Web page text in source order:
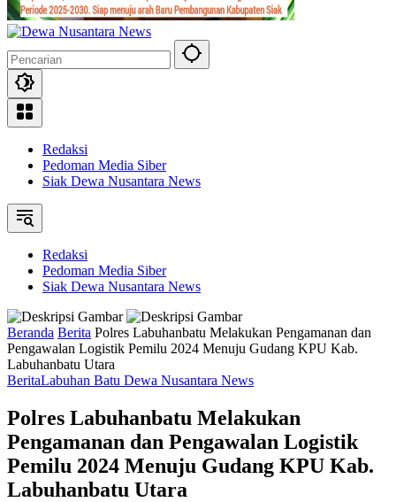
Redaksi
Pedoman Media Siber
Siak Dewa Nusantara News
Redaksi
Pedoman Media Siber
Siak Dewa Nusantara News
Beranda Berita Polres Labuhanbatu Melakukan Pengamanan dan
Pengawalan Logistik Pemilu 2024 Menuju Gudang KPU Kab.
Labuhanbatu Utara
BeritaLabuhan Batu Dewa Nusantara News
Polres Labuhanbatu Melakukan
Pengamanan dan Pengawalan Logistik
Pemilu 2024 Menuju Gudang KPU Kab.
Labuhanbatu Utara